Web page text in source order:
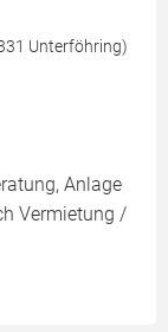
Unterföhring)
Anlage
Vermietung /